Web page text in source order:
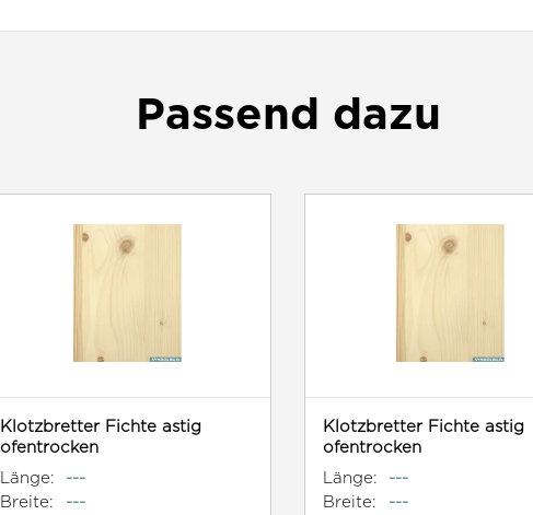
Passend dazu
Klotzbretter Fichte astig
ofentrocken
Länge:
---
Breite:
---
Klotzbretter Fichte astig
ofentrocken
Länge:
---
Breite:
---